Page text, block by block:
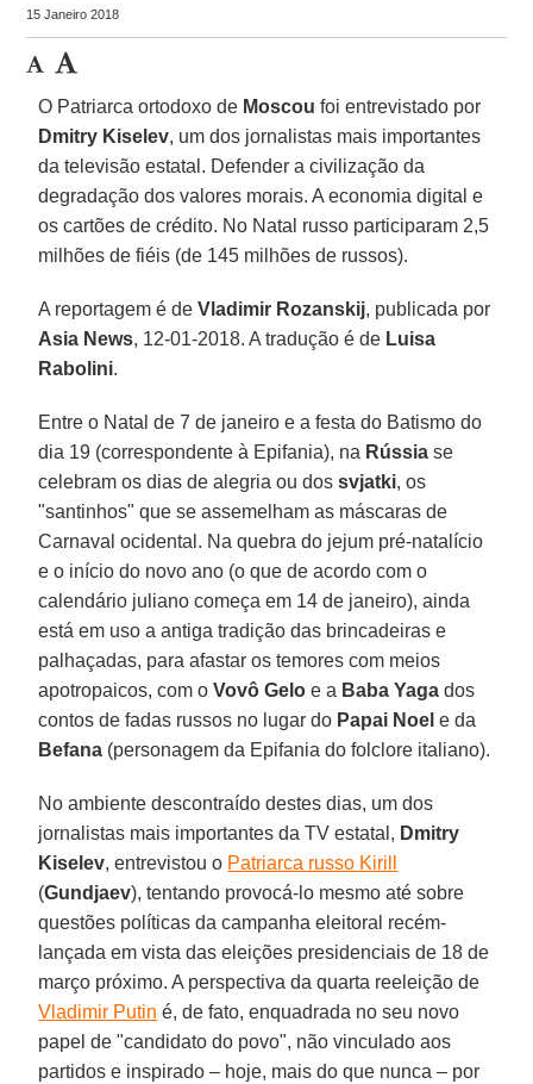
15 Janeiro 2018
O Patriarca ortodoxo de Moscou foi entrevistado por
Dmitry Kiselev, um dos jornalistas mais importantes
da televisão estatal. Defender a civilização da
degradação dos valores morais. A economia digital e
os cartões de crédito. No Natal russo participaram 2,5
milhões de fiéis (de 145 milhões de russos).
A reportagem é deVladimir Rozanskij, publicada por
Asia News, 12-01-2018. A tradução é de Luisa
Rabolini.
Entre o Natal de 7 de janeiro e a festa do Batismo do
dia 19 (correspondente à Epifania), na Rússia se
celebram os dias de alegria ou dossvjatki, os
"santinhos" que se assemelham as máscaras de
Carnaval ocidental. Na quebra do jejum pré-natalício
e o início do novo ano (o que de acordo com o
calendário juliano começa em 14 de janeiro), ainda
está em uso a antiga tradição das brincadeiras e
palhaçadas, para afastar os temores com meios
apotropaicos, com oVovô Gelo e a Baba Yaga dos
contos de fadas russos no lugar do Papai Noel e da
Befana (personagem da Epifania do folclore italiano).
No ambiente descontraído destes dias, um dos
jornalistas mais importantes da TV estatal, Dmitry
Kiselev, entrevistou o Patriarca russo Kirill
(Gundjaev), tentando provocá-lo mesmo até sobre
questões políticas da campanha eleitoral recém-
lançada em vista das eleições presidenciais de 18 de
março próximo. A perspectiva da quarta reeleição de
Vladimir Putin é, de fato, enquadrada no seu novo
papel de "candidato do povo", não vinculado aos
partidos e inspirado – hoje, mais do que nunca – por